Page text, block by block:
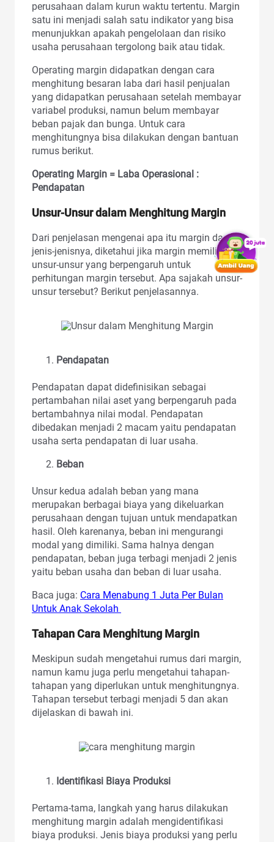
perusahaan dalam kurun waktu tertentu. Margin
satu ini menjadi salah satu indikator yang bisa
menunjukkan apakah pengelolaan dan risiko
usaha perusahaan tergolong baik atau tidak.
Operating margin didapatkan dengan cara
menghitung besaran laba dari hasil penjualan
yang didapatkan perusahaan setelah membayar
variabel produksi, namun belum membayar
beban pajak dan bunga. Untuk cara
menghitungnya bisa dilakukan dengan bantuan
rumus berikut.
Operating Margin = Laba Operasional :
Pendapatan
Unsur-Unsur dalam Menghitung Margin
Dari penjelasan mengenai apa itu margin dan
jenis-jenisnya, diketahui jika margin memiliki
unsur-unsur yang berpengaruh untuk
perhitungan margin tersebut. Apa sajakah unsur-
unsur tersebut? Berikut penjelasannya.
Pendapatan
Pendapatan dapat didefinisikan sebagai
pertambahan nilai aset yang berpengaruh pada
bertambahnya nilai modal. Pendapatan
dibedakan menjadi 2 macam yaitu pendapatan
usaha serta pendapatan di luar usaha.
Beban
Unsur kedua adalah beban yang mana
merupakan berbagai biaya yang dikeluarkan
perusahaan dengan tujuan untuk mendapatkan
hasil. Oleh karenanya, beban ini mengurangi
modal yang dimiliki. Sama halnya dengan
pendapatan, beban juga terbagi menjadi 2 jenis
yaitu beban usaha dan beban di luar usaha.
Baca juga: Cara Menabung 1 Juta Per Bulan
Untuk Anak Sekolah
Tahapan Cara Menghitung Margin
Meskipun sudah mengetahui rumus dari margin,
namun kamu juga perlu mengetahui tahapan-
tahapan yang diperlukan untuk menghitungnya.
Tahapan tersebut terbagi menjadi 5 dan akan
dijelaskan di bawah ini.
Identifikasi Biaya Produksi
Pertama-tama, langkah yang harus dilakukan
menghitung margin adalah mengidentifikasi
biaya produksi. Jenis biaya produksi yang perlu